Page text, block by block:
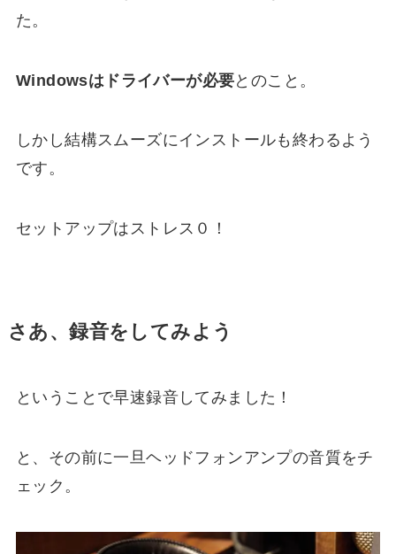
た。
Windowsはドライバーが必要とのこと。
しかし結構スムーズにインストールも終わるよう
です。
セットアップはストレス０！
さあ、録音をしてみよう
ということで早速録音してみました！
と、その前に一旦ヘッドフォンアンプの音質をチ
ェック。